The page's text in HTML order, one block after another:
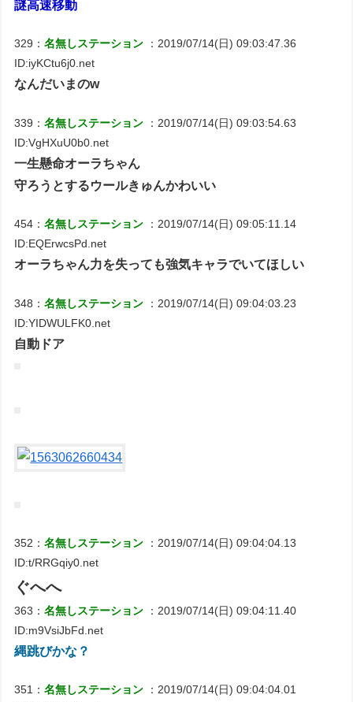
謎高速移動
329：名無しステーション
：2019/07/14(日) 09:03:47.36
ID:iyKCtu6j0.net
なんだいまのw
339：名無しステーション
：2019/07/14(日) 09:03:54.63
ID:VgHXuU0b0.net
一生懸命オーラちゃん
守ろうとするウールきゅんかわいい
454：名無しステーション
：2019/07/14(日) 09:05:11.14
ID:EQErwcsPd.net
オーラちゃん力を失っても強気キャラでいてほしい
348：名無しステーション
：2019/07/14(日) 09:04:03.23
ID:YIDWULFK0.net
自動ドア
352：名無しステーション
：2019/07/14(日) 09:04:04.13
ID:t/RRGqiy0.net
ぐへへ
363：名無しステーション
：2019/07/14(日) 09:04:11.40
ID:m9VsiJbFd.net
縄跳びかな？
351：名無しステーション
：2019/07/14(日) 09:04:04.01